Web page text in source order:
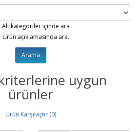
Alt kategoriler içinde ara
Ürün açıklamasında ara.
uygun
ürünler
Ürün Karşılaştır (0)